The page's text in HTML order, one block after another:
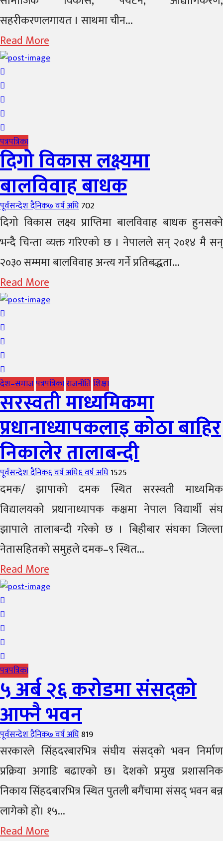
सहरीकरणलगायत । साथमा चीन...
Read More
पत्रपत्रिका
दिगो विकास लक्ष्यमा
बालविवाह बाधक
Author
पूर्वसन्देश दैनिकPosted
on
७ वर्ष अघि702
दिगो विकास लक्ष्य प्राप्तिमा बालविवाह बाधक हुनसक्ने
भन्दैै चिन्ता व्यक्त गरिएको छ । नेपालले सन् २०१४ मै सन्
२०३० सम्ममा बालविवाह अन्त्य गर्ने प्रतिबद्धता...
Read More
देश–समाजपत्रपत्रिकाराजनीतिशिक्षा
सरस्वती माध्यमिकमा
प्रधानाध्यापकलाइ काेठा बाहिर
निकालेर तालाबन्दी
Author
पूर्वसन्देश दैनिकPosted
on
६ वर्ष अघि६ वर्ष अघि1525
दमक/ झापाको दमक स्थित सरस्वती माध्यमिक
विद्यालयको प्रधानाध्यापक कक्षमा नेपाल विद्यार्थी संघ
झापाले तालाबन्दी गरेको छ । बिहीबार संघका जिल्ला
नेतासहितको समुहले दमक–९ स्थित...
Read More
पत्रपत्रिका
५ अर्ब २६ करोडमा संसद्को
आफ्नै भवन
Author
पूर्वसन्देश दैनिकPosted
on
७ वर्ष अघि819
सरकारले सिंहदरबारभित्र संघीय संसद्को भवन निर्माण
प्रक्रिया अगाडि बढाएको छ। देशको प्रमुख प्रशासनिक
निकाय सिंहदबारभित्र स्थित पुतली बगैंचामा संसद् भवन बन्न
लागेको हो। १५...
Read More